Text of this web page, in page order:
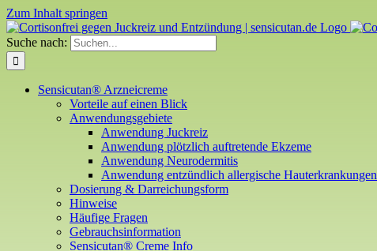
Zum Inhalt springen
Suche nach:
Sensicutan® Arzneicreme
Vorteile auf einen Blick
Anwendungsgebiete
Anwendung Juckreiz
Anwendung plötzlich auftretende Ekzeme
Anwendung Neurodermitis
Anwendung entzündlich allergische Hauterkrankungen
Dosierung & Darreichungsform
Hinweise
Häufige Fragen
Gebrauchsinformation
Sensicutan® Creme Info